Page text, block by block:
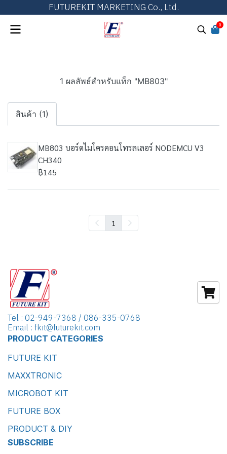
FUTUREKIT MARKETING Co., Ltd.
0
1 ผลลัพธ์สำหรับแท็ก "MB803"
สินค้า (1)
MB803 บอร์ดไมโครคอนโทรลเลอร์ NODEMCU V3
CH340
฿145
1
Tel : 02-949-7368 / 086-335-0768
Email : fkit@futurekit.com
PRODUCT CATEGORIES
FUTURE KIT
MAXXTRONIC
MICROBOT KIT
FUTURE BOX
PRODUCT & DIY
SUBSCRIBE